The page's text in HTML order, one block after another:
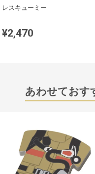
レスキューミー
¥2,470
あわせておす